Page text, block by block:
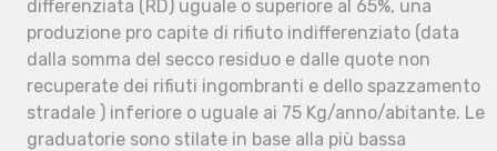
differenziata (RD) uguale o superiore al 65%, una
produzione pro capite di rifiuto indifferenziato (data
dalla somma del secco residuo e dalle quote non
recuperate dei rifiuti ingombranti e dello spazzamento
stradale ) inferiore o uguale ai 75 Kg/anno/abitante. Le
graduatorie sono stilate in base alla più bassa